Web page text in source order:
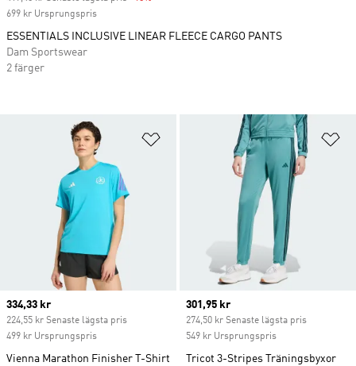
Lägg till på önskelistan
Current price
334,33 kr
224,55 kr Senaste lägsta pris
499 kr Ursprungspris
Vienna Marathon Finisher T-Shirt
Current price
301,95 kr
274,50 kr Senaste lägsta pris
549 kr Ursprungspris
Tricot 3-Stripes Träningsbyxor
699 kr Ursprungspris
ESSENTIALS INCLUSIVE LINEAR FLEECE CARGO PANTS
Dam Sportswear
2 färger